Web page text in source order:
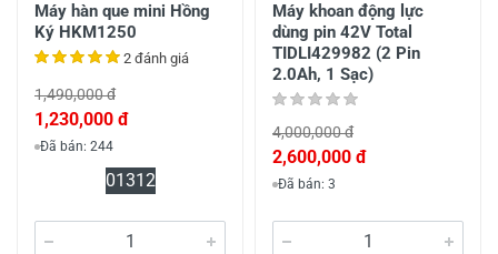
Máy hàn que mini Hồng
Ký HKM1250
2 đánh giá
1,490,000 đ
1,230,000 đ
Đã bán: 244
01312
Máy khoan động lực
dùng pin 42V Total
TIDLI429982 (2 Pin
2.0Ah, 1 Sạc)
4,000,000 đ
2,600,000 đ
Đã bán: 3